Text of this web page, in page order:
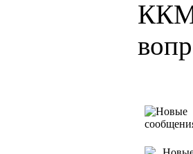
ККМ